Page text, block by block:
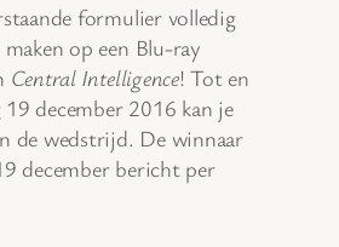
formulier volledig
op een Blu-ray
Central Intelligence! Tot en
19 december 2016 kan je
de wedstrijd. De winnaar
december bericht per